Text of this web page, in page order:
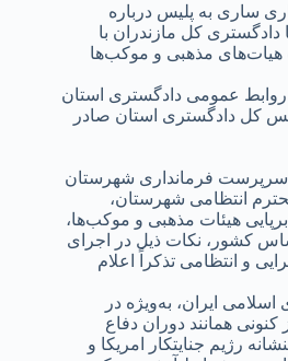
ساری به پلیس درباره
کل مازندران با
هیات‌های مذهبی و موکب‌ها
روابط عمومی دادگستری استان
کل دادگستری استان صادر
سرپرست فرمانداری شهرستان
انتظامی شهرستان،
هیئات مذهبی و موکب‌ها،
کشور، نکات ذیل در اجرای
و انتظامی تذکراً اعلام
ایران، به‌ویژه در
همانند دوران دفاع
رژیم جنایتکار امریکا و